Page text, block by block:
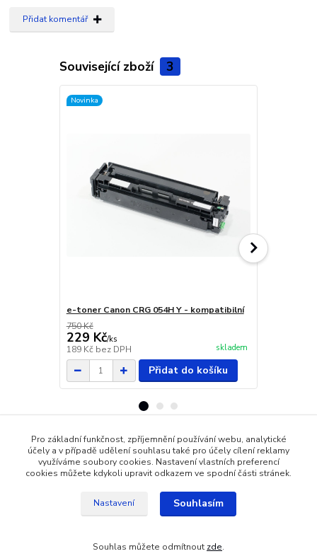
Přidat komentář
Související zboží 3
Novinka
e-toner Canon CRG 054H Y - kompatibilní
750 Kč
229 Kč/ks
189 Kč bez DPH skladem
Přidat do košíku
Zboží zařazeno v kategoriích
Pro barevný tisk (LBP/MF) Pro
Pro základní funkčnost, zpříjemnění používání webu, analytické
účely a v případě udělení souhlasu také pro účely cílení reklamy
využíváme soubory cookies. Nastavení vlastních preferencí
cookies můžete kdykoli upravit odkazem ve spodní části stránek.
Nastavení Souhlasím
Souhlas můžete odmítnout zde.